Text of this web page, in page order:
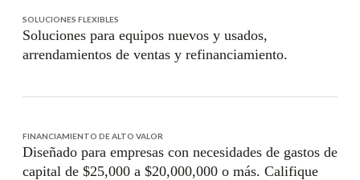
SOLUCIONES FLEXIBLES
Soluciones para equipos nuevos y usados,
arrendamientos de ventas y refinanciamiento.
FINANCIAMIENTO DE ALTO VALOR
Diseñado para empresas con necesidades de gastos de
capital de $25,000 a $20,000,000 o más. Califique